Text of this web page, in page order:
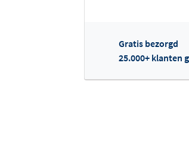
Gratis bezorgd
25.000+ klanten